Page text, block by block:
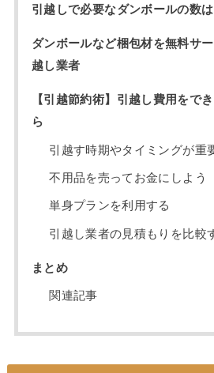
引越しで必要なダンボールの数
ダンボールなど梱包材を無料サ
越し業者
【引越節約術】引越し費用をで
ら
引越す時期やタイミングが重
不用品を売ってお金にしよう
単身プランを利用する
引越し業者の見積もりを比較
まとめ
関連記事